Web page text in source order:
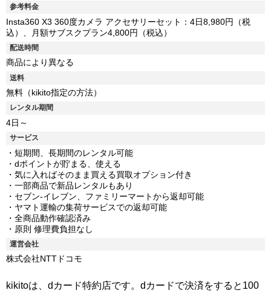
参考料金
Insta360 X3 360度カメラ アクセサリーセット：4日8,980円（税
込）、月額サブスクプラン4,800円（税込）
配送時間
商品により異なる
送料
無料（kikito指定の方法）
レンタル期間
4日～
サービス
・短期間、長期間のレンタル可能
・dポイントが貯まる、使える
・気に入ればそのまま買える買取オプション付き
・一部商品で新品レンタルもあり
・セブン-イレブン、ファミリーマートから返却可能
・ヤマト運輸の集荷サービスでの返却可能
・全商品動作確認済み
・原則 修理費負担なし
運営会社
株式会社NTTドコモ
kikitoは、dカード特約店です。dカードで決済をすると100